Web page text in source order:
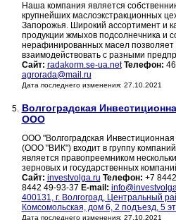
Наша компания является
крупнейших маслоэкстракционных
Запорожья. Широкий ассортимент и
продукции жмыхов подсолнечника и
нерафинированных масел позволяет
взаимодействовать с разными
Сайт: radakorm.se-ua.net Телефон:
agrorada@mail.ru
Дата последнего изменения: 27.10.2021
5. Волгоградская
ООО
ООО "Волгоградская
(ООО "ВИК") входит в группу
является правопреемником
зерновых и государственных
Сайт: investvolga.ru Телефон: +7
8442 49-93-37 E-mail:
400131, г. Волгоград, Центральный
Комсомольская, дом 6, 2 подъезд, 5
Дата последнего изменения: 27.10.2021